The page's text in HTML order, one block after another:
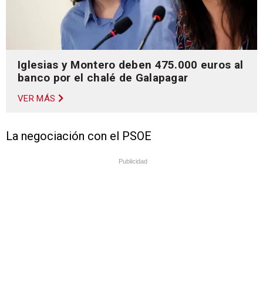
Iglesias y Montero deben 475.000 euros al
banco por el chalé de Galapagar
VER MÁS
La negociación con el PSOE
Publicidad